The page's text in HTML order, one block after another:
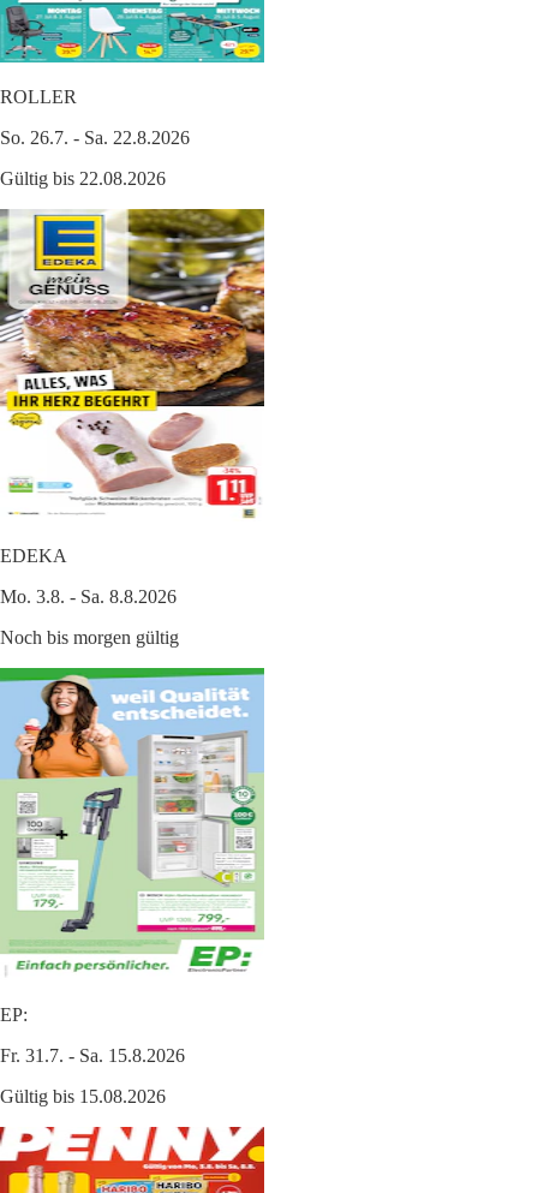
ROLLER
So. 26.7. - Sa. 22.8.2026
Gültig bis 22.08.2026
EDEKA
Mo. 3.8. - Sa. 8.8.2026
Noch bis morgen gültig
EP:
Fr. 31.7. - Sa. 15.8.2026
Gültig bis 15.08.2026